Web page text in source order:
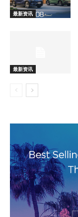
最新资讯
最新资讯